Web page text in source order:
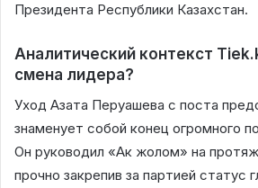
Президента Республики Казахстан.
Аналитический контекст
смена лидера?
Уход Азата Перуашева с поста
знаменует собой конец огромного
Он руководил «Ак жолом» на
прочно закрепив за партией статус